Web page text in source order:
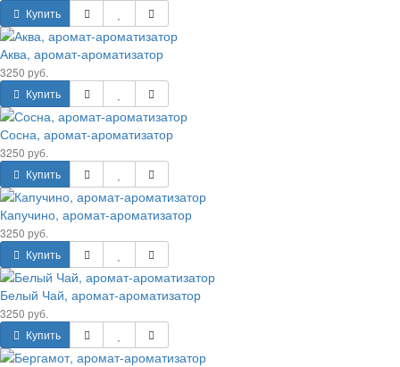
Купить
Аква, аромат-ароматизатор
3250 руб.
Купить
Сосна, аромат-ароматизатор
3250 руб.
Купить
Капучино, аромат-ароматизатор
3250 руб.
Купить
Белый Чай, аромат-ароматизатор
3250 руб.
Купить